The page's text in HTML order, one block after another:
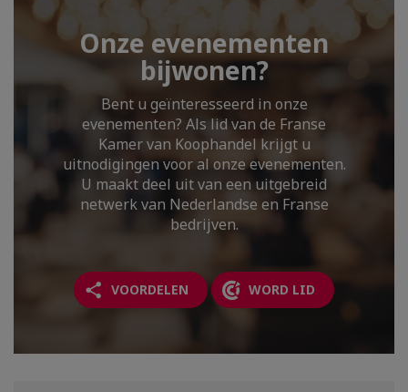
Onze evenementen
bijwonen?
Bent u geïnteresseerd in onze
evenementen? Als lid van de Franse
Kamer van Koophandel krijgt u
uitnodigingen voor al onze evenementen.
U maakt deel uit van een uitgebreid
netwerk van Nederlandse en Franse
bedrijven.
VOORDELEN WORD LID